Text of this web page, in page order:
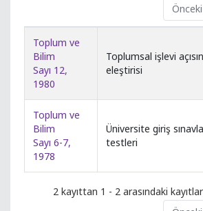
Önceki
Toplum ve
Bilim
Sayı 12,
1980
Toplumsal işlevi
eleştirisi
Toplum ve
Bilim
Sayı 6-7,
1978
Üniversite giriş
testleri
2 kayıttan 1 - 2 arasındaki